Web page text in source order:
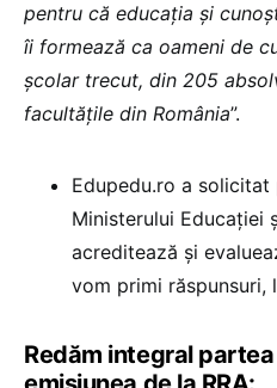
pentru că educația și
îi formează ca oameni de
școlar trecut, din 205
facultățile din România”.
Edupedu.ro a
Ministerului Educației
acreditează și
vom primi răspunsuri,
Redăm integral